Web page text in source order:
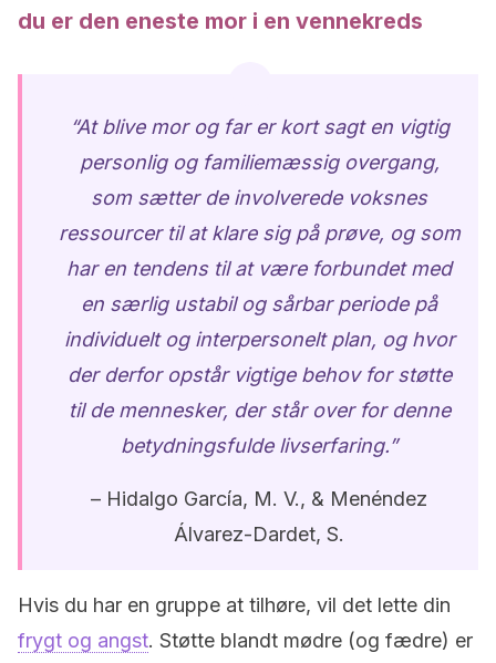
du er den eneste mor i en vennekreds
“At blive mor og far er kort sagt en vigtig
personlig og familiemæssig overgang,
som sætter de involverede voksnes
ressourcer til at klare sig på prøve, og som
har en tendens til at være forbundet med
en særlig ustabil og sårbar periode på
individuelt og interpersonelt plan, og hvor
der derfor opstår vigtige behov for støtte
til de mennesker, der står over for denne
betydningsfulde livserfaring.”
– Hidalgo García, M. V., & Menéndez
Álvarez-Dardet, S.
Hvis du har en gruppe at tilhøre, vil det lette din
frygt og angst. Støtte blandt mødre (og fædre) er